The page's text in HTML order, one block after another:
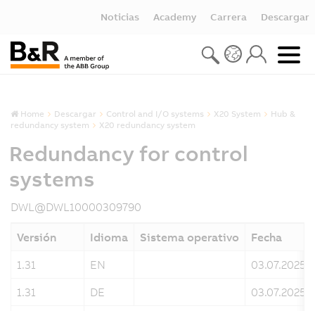
Noticias Academy Carrera Descargar
Home Descargar Control and I/O systems X20 System
Hub &
redundancy system
X20 redundancy system
Redundancy for control
systems
DWL@DWL10000309790
Versión Idioma Sistema operativo
Fecha
1.31
EN
03.07.2025
1.31
DE
03.07.2025